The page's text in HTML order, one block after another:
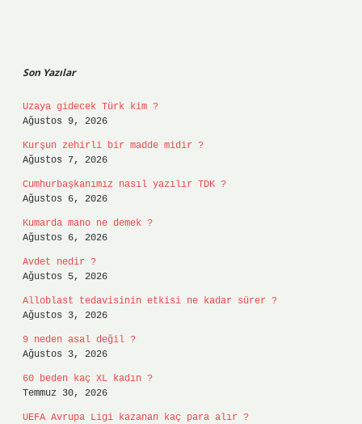
Son Yazılar
Uzaya gidecek Türk kim ?
Ağustos 9, 2026
Kurşun zehirli bir madde midir ?
Ağustos 7, 2026
Cumhurbaşkanımız nasıl yazılır TDK ?
Ağustos 6, 2026
Kumarda mano ne demek ?
Ağustos 6, 2026
Avdet nedir ?
Ağustos 5, 2026
Alloblast tedavisinin etkisi ne kadar sürer ?
Ağustos 3, 2026
9 neden asal değil ?
Ağustos 3, 2026
60 beden kaç XL kadın ?
Temmuz 30, 2026
UEFA Avrupa Ligi kazanan kaç para alır ?